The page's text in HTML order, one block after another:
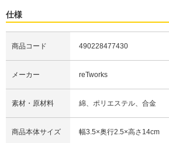
仕様
商品コード 490228477430
メーカー reTworks
素材・原材料 綿、ポリエステル、合金
商品本体サイズ 幅3.5×奥行2.5×高さ14cm